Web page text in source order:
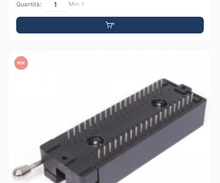
Quantità: Min: 1
PDF